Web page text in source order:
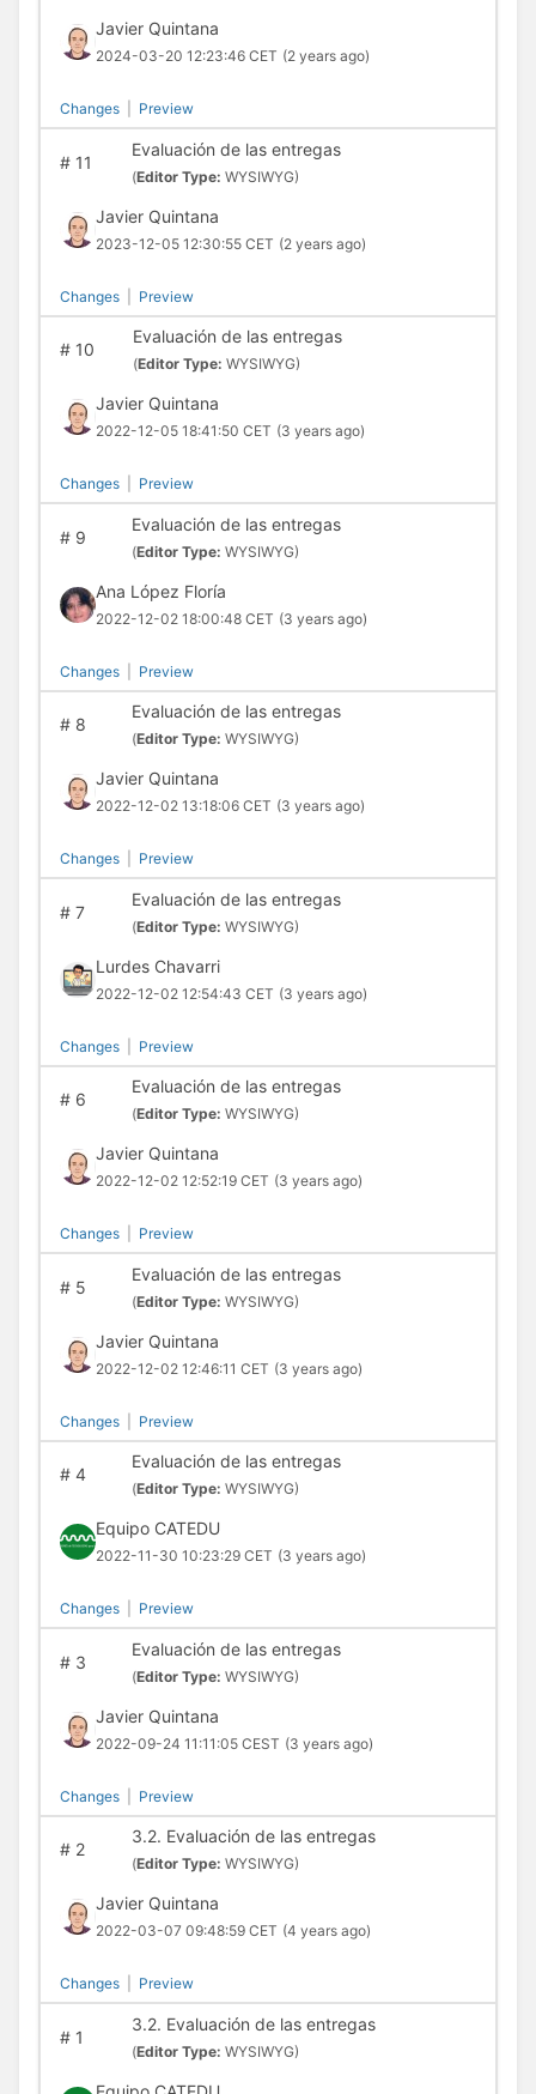
Javier Quintana
2024-03-20 12:23:46 CET (2 years ago)
Changes Preview
#11
Evaluación de las entregas
(Editor Type: WYSIWYG)
Javier Quintana
2023-12-05 12:30:55 CET (2 years ago)
Changes Preview
#10
Evaluación de las entregas
(Editor Type: WYSIWYG)
Javier Quintana
2022-12-05 18:41:50 CET (3 years ago)
Changes Preview
#9
Evaluación de las entregas
(Editor Type: WYSIWYG)
Ana López Floría
2022-12-02 18:00:48 CET (3 years ago)
Changes Preview
#8
Evaluación de las entregas
(Editor Type: WYSIWYG)
Javier Quintana
2022-12-02 13:18:06 CET (3 years ago)
Changes Preview
#7
Evaluación de las entregas
(Editor Type: WYSIWYG)
Lurdes Chavarri
2022-12-02 12:54:43 CET (3 years ago)
Changes Preview
#6
Evaluación de las entregas
(Editor Type: WYSIWYG)
Javier Quintana
2022-12-02 12:52:19 CET (3 years ago)
Changes Preview
#5
Evaluación de las entregas
(Editor Type: WYSIWYG)
Javier Quintana
2022-12-02 12:46:11 CET (3 years ago)
Changes Preview
#4
Evaluación de las entregas
(Editor Type: WYSIWYG)
Equipo CATEDU
2022-11-30 10:23:29 CET (3 years ago)
Changes Preview
#3
Evaluación de las entregas
(Editor Type: WYSIWYG)
Javier Quintana
2022-09-24 11:11:05 CEST (3 years ago)
Changes Preview
#2
3.2. Evaluación de las entregas
(Editor Type: WYSIWYG)
Javier Quintana
2022-03-07 09:48:59 CET (4 years ago)
Changes Preview
#1
3.2. Evaluación de las entregas
(Editor Type: WYSIWYG)